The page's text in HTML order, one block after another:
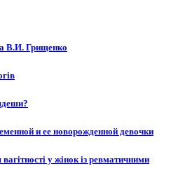
В.И. Грищенко
и ее новорожденной девочки
у жінок із ревматичними